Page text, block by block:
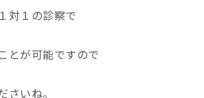
対１の診察で
とが可能ですので
さいね。